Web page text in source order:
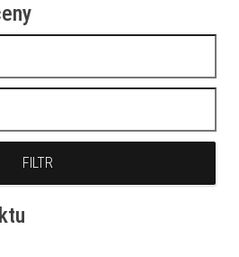
FILTR